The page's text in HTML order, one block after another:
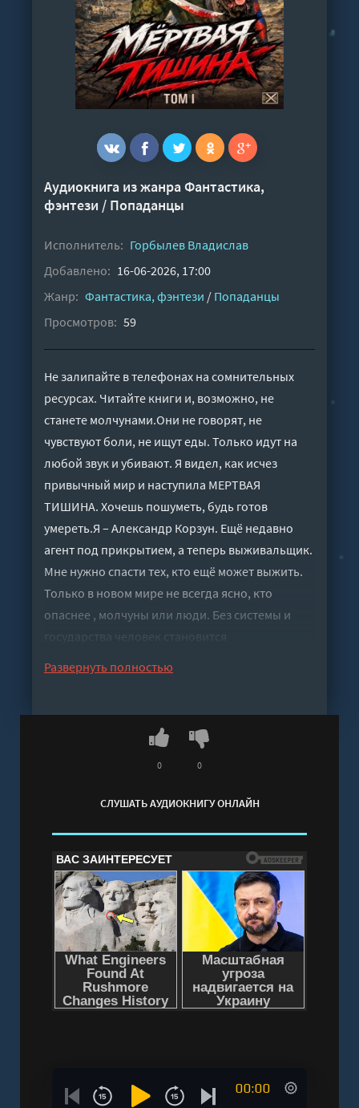
Аудиокнига из жанраФантастика,
фэнтези / Попаданцы
Исполнитель: Горбылев Владислав
Добавлено: 16-06-2026, 17:00
Жанр: Фантастика, фэнтези / Попаданцы
Просмотров: 59
Не залипайте в телефонах на сомнительных
ресурсах. Читайте книги и, возможно, не
станете молчунами.Они не говорят, не
чувствуют боли, не ищут еды. Только идут на
любой звук и убивают. Я видел, как исчез
привычный мир и наступила МЕРТВАЯ
ТИШИНА. Хочешь пошуметь, будь готов
умереть.Я – Александр Корзун. Ещё недавно
агент под прикрытием, а теперь выживальщик.
Мне нужно спасти тех, кто ещё может выжить.
Только в новом мире не всегда ясно, кто
опаснее , молчуны или люди. Без системы и
государства человек становится
Старый Денис" онлайн бесплатно без
регистрации - полная версия
Развернуть полностью
СЛУШАТЬ АУДИОКНИГУ ОНЛАЙН
0 0
00:00